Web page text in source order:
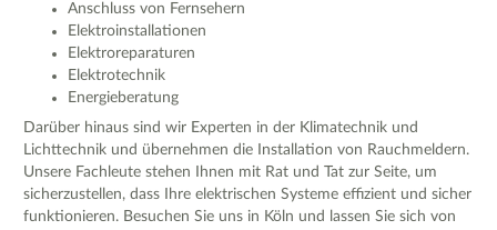
Anschluss von Fernsehern
Elektroinstallationen
Elektroreparaturen
Elektrotechnik
Energieberatung
Darüber hinaus sind wir Experten in der Klimatechnik und
Lichttechnik und übernehmen die Installation von Rauchmeldern.
Unsere Fachleute stehen Ihnen mit Rat und Tat zur Seite, um
sicherzustellen, dass Ihre elektrischen Systeme effizient und sicher
funktionieren. Besuchen Sie uns in Köln und lassen Sie sich von